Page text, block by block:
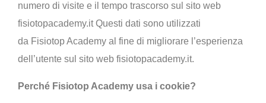
numero di visite e il tempo trascorso sul sito web
fisiotopacademy.it Questi dati sono utilizzati
da Fisiotop Academy al fine di migliorare l’esperienza
dell’utente sul sito web fisiotopacademy.it.
Perché Fisiotop Academy usa i cookie?